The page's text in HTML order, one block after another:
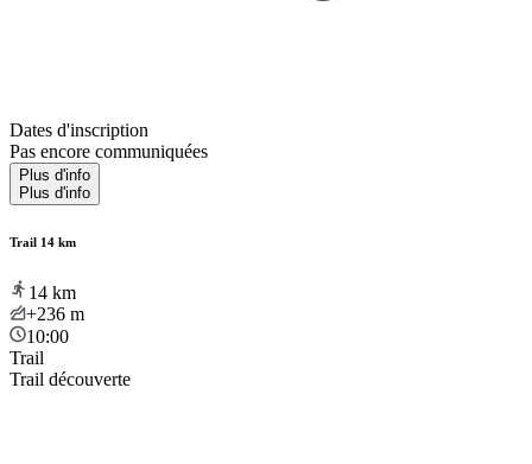
Dates d'inscription
Pas encore communiquées
Plus d'info
Plus d'info
Trail 14 km
14 km
+236 m
10:00
Trail
Trail découverte